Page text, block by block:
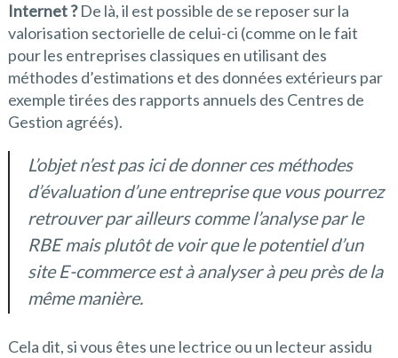
Internet ?De là, il est possible de se reposer sur la
valorisation sectorielle de celui-ci (comme on le fait
pour les entreprises classiques en utilisant des
méthodes d’estimations et des données extérieurs par
exemple tirées des rapports annuels des Centres de
Gestion agréés).
L’objet n’est pas ici de donner ces méthodes
d’évaluation d’une entreprise que vous pourrez
retrouver par ailleurs comme l’analyse par le
RBE mais plutôt de voir que le potentiel d’un
site E-commerce est à analyser à peu près de la
même manière.
Cela dit, si vous êtes une lectrice ou un lecteur assidu